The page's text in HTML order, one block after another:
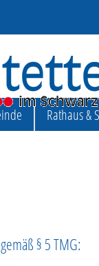
Rathaus &
§ 5 TMG: